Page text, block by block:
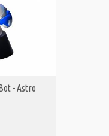
- Astro